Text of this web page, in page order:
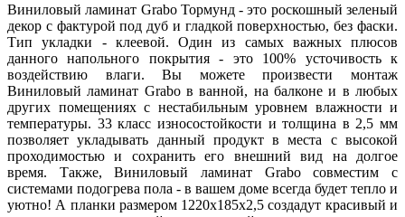
Виниловый ламинат Grabo Тормунд - это роскошный зеленый
декор с фактурой под дуб и гладкой поверхностью, без фаски.
Тип укладки - клеевой. Один из самых важных плюсов
данного напольного покрытия - это 100% усточивость к
воздействию влаги. Вы можете произвести монтаж
Виниловый ламинат Grabo в ванной, на балконе и в любых
других помещениях с нестабильным уровнем влажности и
температуры. 33 класс износостойкости и толщина в 2,5 мм
позволяет укладывать данный продукт в места с высокой
проходимостью и сохранить его внешний вид на долгое
время. Также, Виниловый ламинат Grabo совместим с
системами подогрева пола - в вашем доме всегда будет тепло и
уютно! А планки размером 1220x185x2,5 создадут красивый и